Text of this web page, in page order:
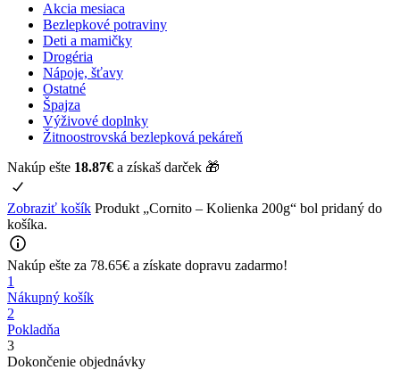
Akcia mesiaca
Bezlepkové potraviny
Deti a mamičky
Drogéria
Nápoje, šťavy
Ostatné
Špajza
Výživové doplnky
Žitnoostrovská bezlepková pekáreň
Nakúp ešte 18.87€ a získaš darček 🎁
Zobraziť košík Produkt „Cornito – Kolienka 200g“ bol pridaný do
košíka.
Nakúp ešte za 78.65€ a získate dopravu zadarmo!
1
Nákupný košík
2
Pokladňa
3
Dokončenie objednávky